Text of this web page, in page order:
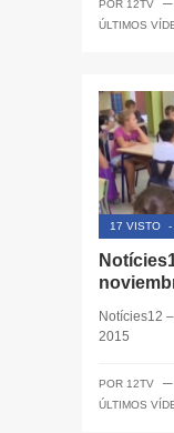
POR 12TV ─
ÚLTIMOS
17 VISTO -
Notícies12
2015
POR 12TV ─
ÚLTIMOS